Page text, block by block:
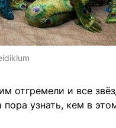
отгремели и все
узнать, кем в